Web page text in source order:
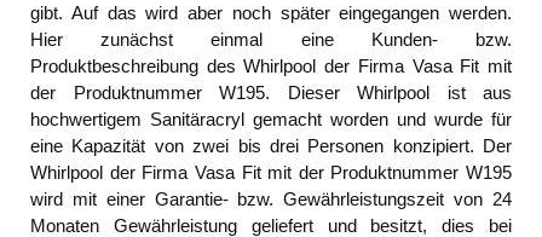
gibt. Auf das wird aber noch später eingegangen werden.
Hier zunächst einmal eine Kunden- bzw.
Produktbeschreibung des Whirlpool der Firma Vasa Fit mit
der Produktnummer W195. Dieser Whirlpool ist aus
hochwertigem Sanitäracryl gemacht worden und wurde für
eine Kapazität von zwei bis drei Personen konzipiert. Der
Whirlpool der Firma Vasa Fit mit der Produktnummer W195
wird mit einer Garantie- bzw. Gewährleistungszeit von 24
Monaten Gewährleistung geliefert und besitzt, dies bei